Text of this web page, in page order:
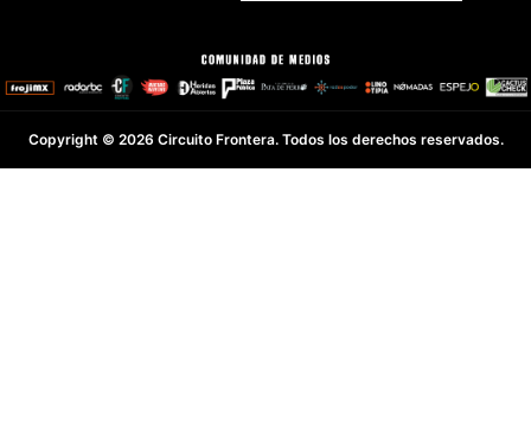
Copyright © 2026 Circuito Frontera. Todos los derechos reservados.